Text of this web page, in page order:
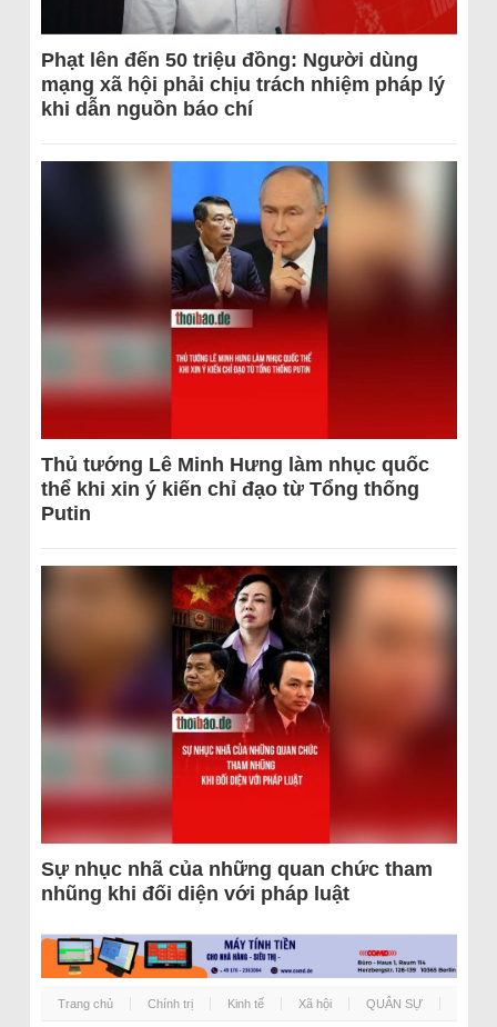
Phạt lên đến 50 triệu đồng: Người dùng
mạng xã hội phải chịu trách nhiệm pháp lý
khi dẫn nguồn báo chí
Thủ tướng Lê Minh Hưng làm nhục quốc
thể khi xin ý kiến chỉ đạo từ Tổng thống
Putin
Sự nhục nhã của những quan chức tham
nhũng khi đối diện với pháp luật
Trang chủ Chính trị Kinh tế Xã hội QUÂN SỰ